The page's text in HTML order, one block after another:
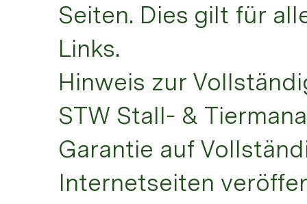
Seiten. Dies gilt für
Links.
Hinweis zur
STW Stall- &
Garantie auf
Internetseiten